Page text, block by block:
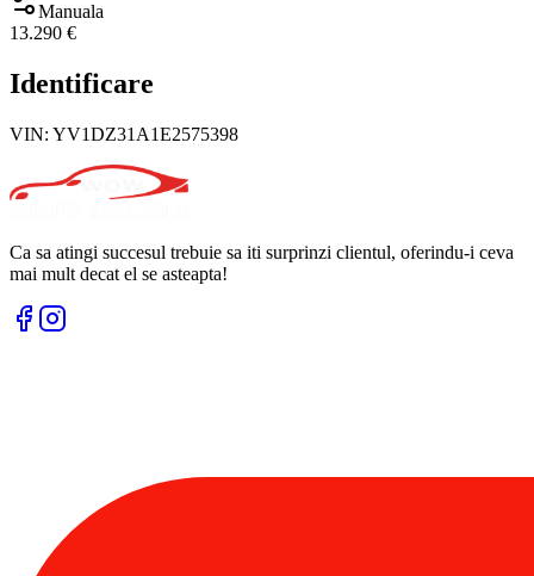
Manuala
13.290 €
Identificare
VIN: YV1DZ31A1E2575398
Ca sa atingi succesul trebuie sa iti surprinzi clientul, oferindu-i ceva
mai mult decat el se asteapta!